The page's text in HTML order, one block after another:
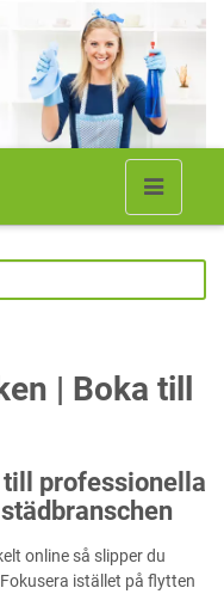
| Boka till
professionella
online så slipper du
istället på flytten